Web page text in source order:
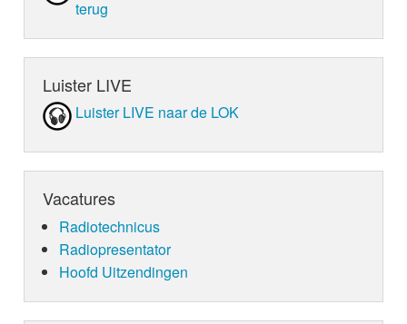
terug
Luister LIVE
Luister LIVE naar de LOK
Vacatures
Radiotechnicus
Radiopresentator
Hoofd Uitzendingen